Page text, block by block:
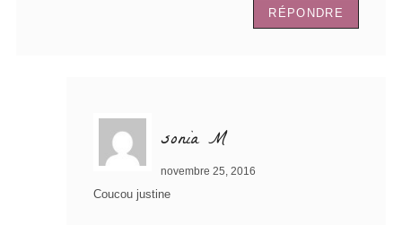
RÉPONDRE
sonia M
novembre 25, 2016
Coucou justine